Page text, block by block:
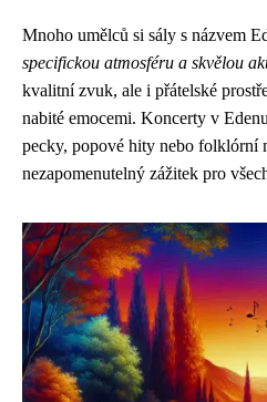
Mnoho umělců si sály s názvem
specifickou atmosféru a skvělou
kvalitní zvuk, ale i přátelské
nabité emocemi. Koncerty v
pecky, popové hity nebo folklórní
nezapomenutelný zážitek pro